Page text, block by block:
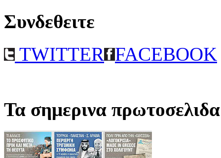
Συνδεθειτε
TWITTER FACEBOOK
Τα σημερινα πρωτοσελιδα